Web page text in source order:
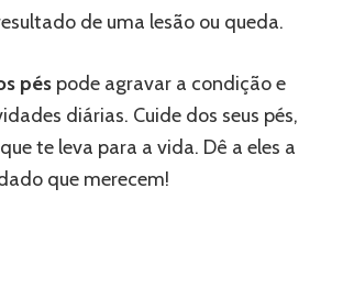
de uma lesão ou queda.
pés pode agravar a condição e
diárias. Cuide dos seus pés,
te leva para a vida. Dê a eles a
que merecem!